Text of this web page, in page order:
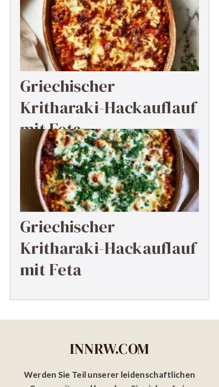
Griechischer
Kritharaki-Hackauflauf
mit Feta
Griechischer
Kritharaki-Hackauflauf
mit Feta
INNRW.COM
Werden Sie Teil unserer leidenschaftlichen